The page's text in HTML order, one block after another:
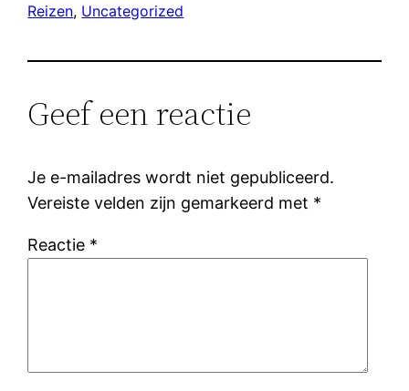
Reizen, Uncategorized
Geef een reactie
Je e-mailadres wordt niet gepubliceerd.
Vereiste velden zijn gemarkeerd met *
Reactie *